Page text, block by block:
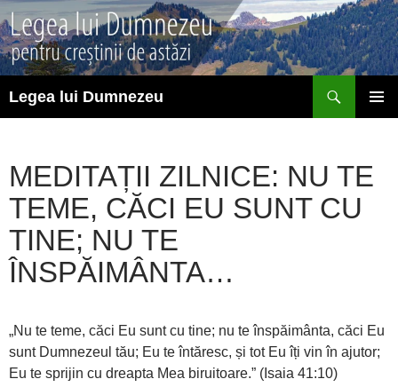
Sari
la
conținut
Legea lui Dumnezeu
MEDITAȚII ZILNICE: NU TE
TEME, CĂCI EU SUNT CU
TINE; NU TE
ÎNSPĂIMÂNTA…
„Nu te teme, căci Eu sunt cu tine; nu te înspăimânta, căci Eu
sunt Dumnezeul tău; Eu te întăresc, și tot Eu îți vin în ajutor;
Eu te sprijin cu dreapta Mea biruitoare.” (Isaia 41:10)